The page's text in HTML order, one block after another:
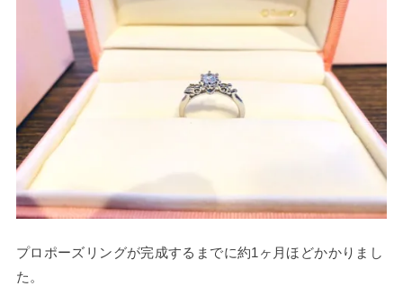
プロポーズリングが完成するまでに約1ヶ月ほどかかりまし
た。